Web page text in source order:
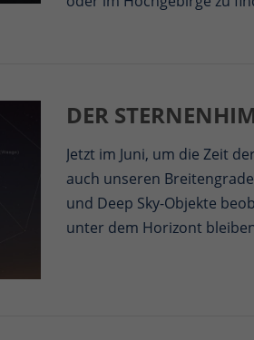
DER
Jetzt im Juni, um die Zeit
auch unseren
und Deep Sky-Objekte
unter dem Horizont